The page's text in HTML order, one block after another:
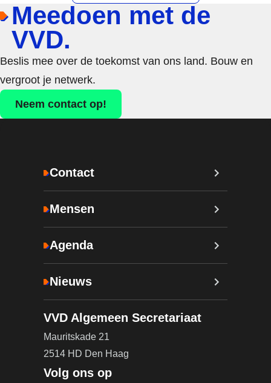
Meedoen met de
VVD.
Beslis mee over de toekomst van ons land. Bouw en
vergroot je netwerk.
Neem contact op!
Contact
Mensen
Agenda
Nieuws
VVD Algemeen Secretariaat
Mauritskade 21
2514 HD Den Haag
Volg ons op